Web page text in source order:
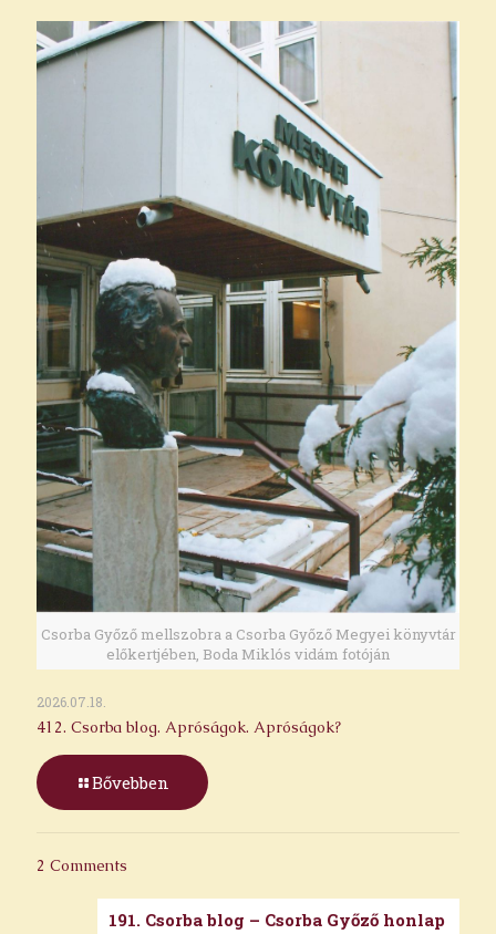
Csorba Győző mellszobra a Csorba Győző Megyei könyvtár
előkertjében, Boda Miklós vidám fotóján
2026.07.18.
412. Csorba blog. Apróságok. Apróságok?
Bővebben
2 Comments
191. Csorba blog – Csorba Győző honlap